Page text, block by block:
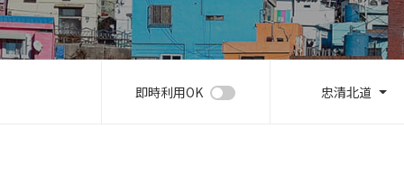
即時利用OK 忠清北道